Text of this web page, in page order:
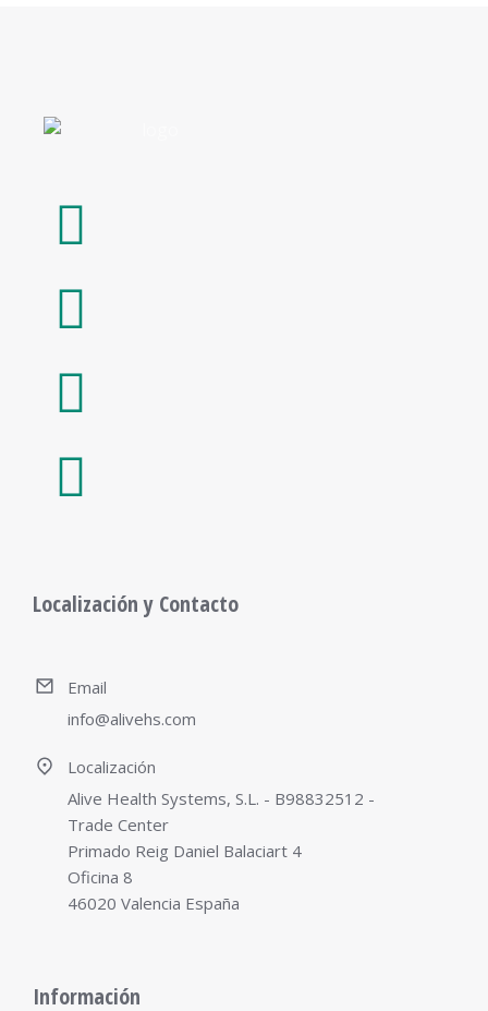
Localización y Contacto
Email
info@alivehs.com
Localización
Alive Health Systems, S.L. - B98832512 -
Trade Center
Primado Reig Daniel Balaciart 4
Oficina 8
46020 Valencia España
Información